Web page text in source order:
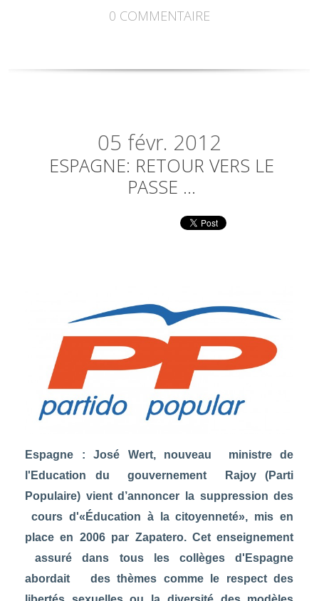
0 COMMENTAIRE
05 févr. 2012
ESPAGNE: RETOUR VERS LE
PASSE ...
Espagne : José Wert, nouveau ministre de
l'Education du gouvernement Rajoy (Parti
Populaire) vient d’annoncer la suppression des
cours d'«Éducation à la citoyenneté», mis en
place en 2006 par Zapatero. Cet enseignement
assuré dans tous les collèges d'Espagne
abordait des thèmes comme le respect des